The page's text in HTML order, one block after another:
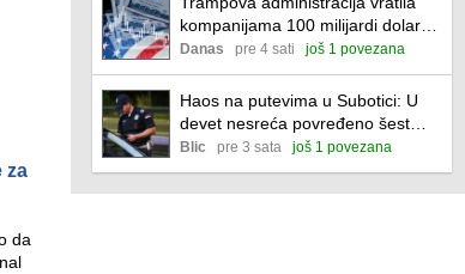
za
da
kompanijama 100 milijardi dolara
zbog nezakonito naplaćenih
carina
Danas pre 4 sati još 1 povezana
Haos na putevima u Subotici: U
devet nesreća povređeno šest
osoba, policija iz saobraćaja
isključila 44 vozača
Blic pre 3 sata još 1 povezana